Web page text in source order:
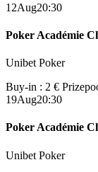
12Aug20:30
Poker Académie
Unibet Poker
Buy-in : 2 €
19Aug20:30
Poker Académie
Unibet Poker